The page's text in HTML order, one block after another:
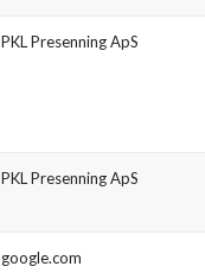
PKL Presenning ApS
PKL Presenning ApS
google.com